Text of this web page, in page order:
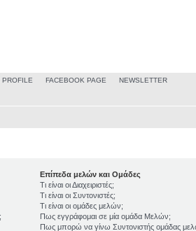
PROFILE FACEBOOK PAGE NEWSLETTER
Επίπεδα μελών και Ομάδες
Τι είναι οι Διαχειριστές;
Τι είναι οι Συντονιστές;
Τι είναι οι ομάδες μελών;
Πως εγγράφομαι σε μία ομάδα Μελών;
Πως μπορώ να γίνω Συντονιστής ομάδας